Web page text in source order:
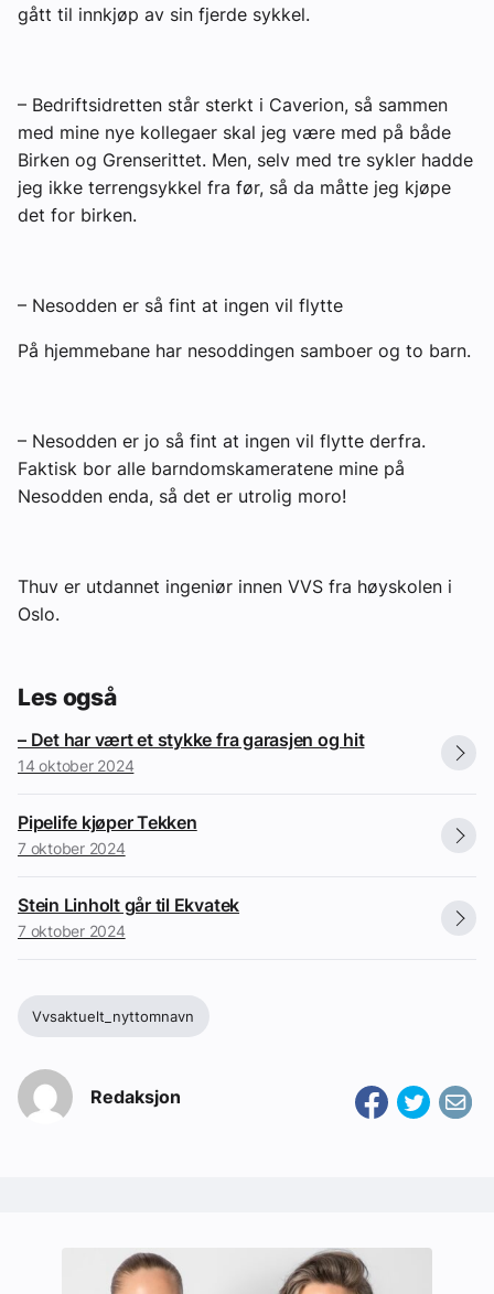
gått til innkjøp av sin fjerde sykkel.
– Bedriftsidretten står sterkt i Caverion, så sammen
med mine nye kollegaer skal jeg være med på både
Birken og Grenserittet. Men, selv med tre sykler hadde
jeg ikke terrengsykkel fra før, så da måtte jeg kjøpe
det for birken.
– Nesodden er så fint at ingen vil flytte
På hjemmebane har nesoddingen samboer og to barn.
– Nesodden er jo så fint at ingen vil flytte derfra.
Faktisk bor alle barndomskameratene mine på
Nesodden enda, så det er utrolig moro!
Thuv er utdannet ingeniør innen VVS fra høyskolen i
Oslo.
Les også
– Det har vært et stykke fra garasjen og hit
14 oktober 2024
Pipelife kjøper Tekken
7 oktober 2024
Stein Linholt går til Ekvatek
7 oktober 2024
Vvsaktuelt_nyttomnavn
Redaksjon